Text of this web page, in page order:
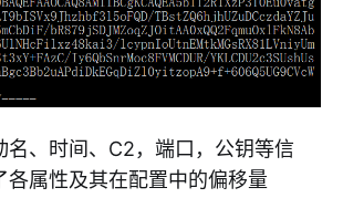
名、时间、C2，端口，公钥等信
各属性及其在配置中的偏移量